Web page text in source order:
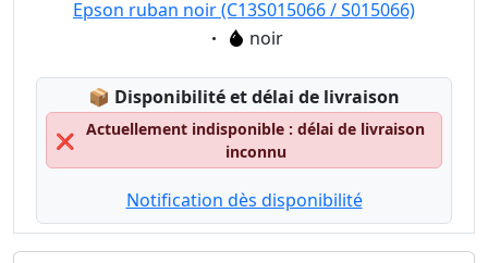
Epson ruban noir (C13S015066 / S015066)
Eigenschaft:
noir
📦 Lagerstatus:
Disponibilité et délai de livraison
❌
Actuellement indisponible : délai de livraison
inconnu
Notification dès disponibilité